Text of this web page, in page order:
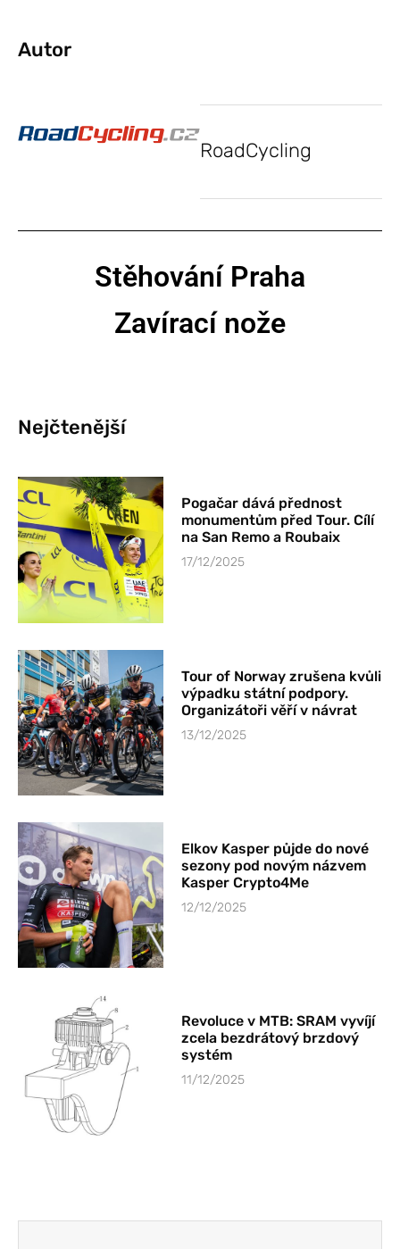
Autor
RoadCycling
Stěhování Praha
Zavírací nože
Nejčtenější
Pogačar dává přednost
monumentům před Tour. Cílí
na San Remo a Roubaix
17/12/2025
Tour of Norway zrušena kvůli
výpadku státní podpory.
Organizátoři věří v návrat
13/12/2025
Elkov Kasper půjde do nové
sezony pod novým názvem
Kasper Crypto4Me
12/12/2025
Revoluce v MTB: SRAM vyvíjí
zcela bezdrátový brzdový
systém
11/12/2025